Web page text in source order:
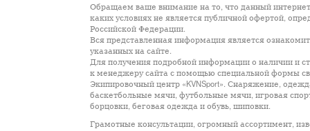
Обращаем ваше внимание на то, что данный
каких условиях не является публичной офертой,
Российской Федерации.
Вся представленная информация является
указанных на сайте.
Для получения подробной информации о наличии и
к менеджеру сайта с помощью специальной формы
Экипировочный центр «KVNSport». Снаряжение,
баскетбольные мячи, футбольные мячи, игровая
борцовки, беговая одежда и обувь, шиповки.
Грамотные консультации, огромный ассортимент,